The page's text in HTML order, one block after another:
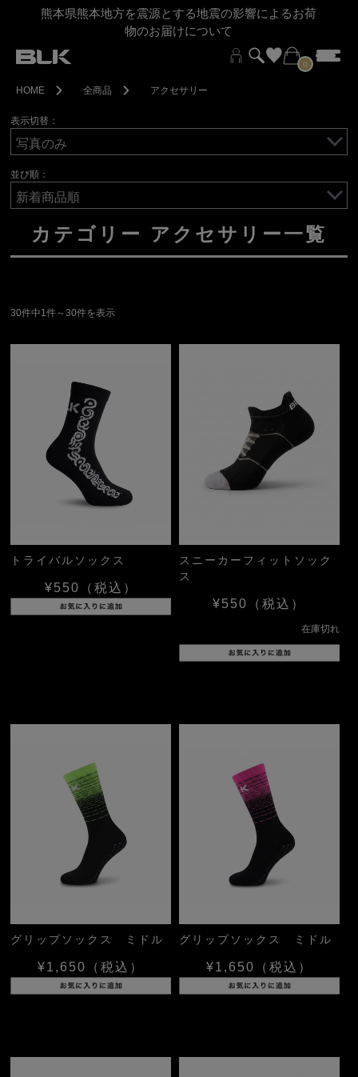
熊本県熊本地方を震源とする地震の影響によるお荷
物のお届けについて
0
HOME 全商品 アクセサリー
表示切替：
並び順：
カテゴリー アクセサリー一覧
30件中1件～30件を表示
トライバルソックス
¥550 （税込）
スニーカーフィットソック
ス
¥550 （税込）
在庫切れ
グリップソックス ミドル
¥1,650 （税込）
グリップソックス ミドル
¥1,650 （税込）